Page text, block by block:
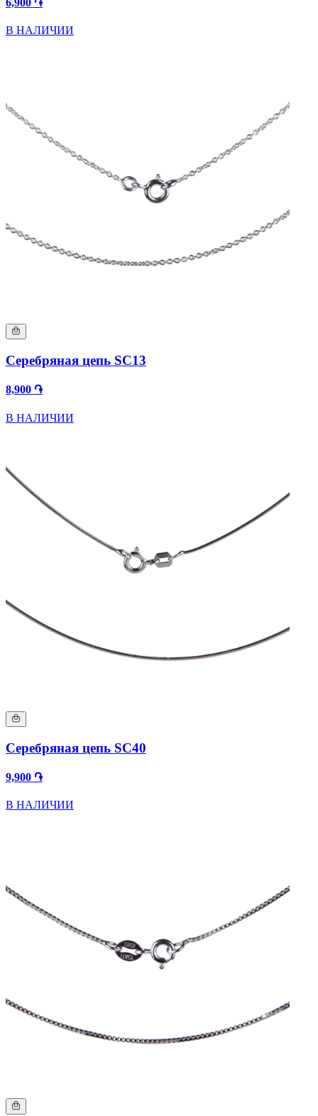
В НАЛИЧИИ
Серебряная цепь SC13
8,900 ֏
В НАЛИЧИИ
Серебряная цепь SC40
9,900 ֏
В НАЛИЧИИ